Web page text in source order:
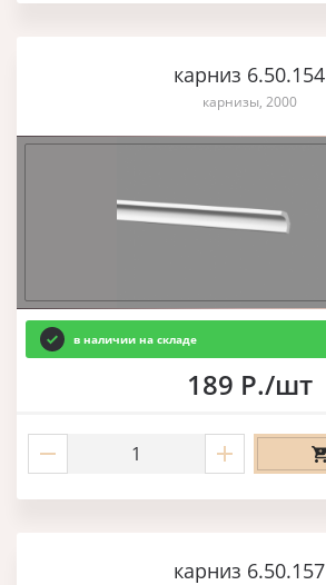
карниз 6.50.154
карнизы, 2000
в наличии на складе
189 Р./шт
карниз 6.50.157